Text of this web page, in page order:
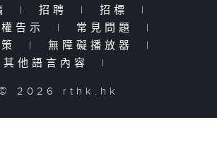
| 招聘 | 招標
|
告示
| 常見問題
|
| 無障礙播放器
|
其他語言內容
|
2026 rthk.hk